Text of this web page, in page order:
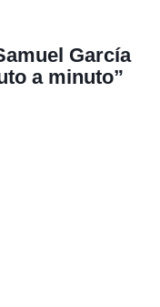
García
a minuto”